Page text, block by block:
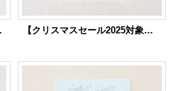
ーフ 13mm 【クリスマスセール2025対象外】19世紀 アンティーク 極小 メタル＆ガラスボタン 8mm 乳白色＆ゴールド色